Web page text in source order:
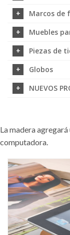
Marcos de
Muebles
Piezas de
Globos
NUEVOS
La madera
computadora.